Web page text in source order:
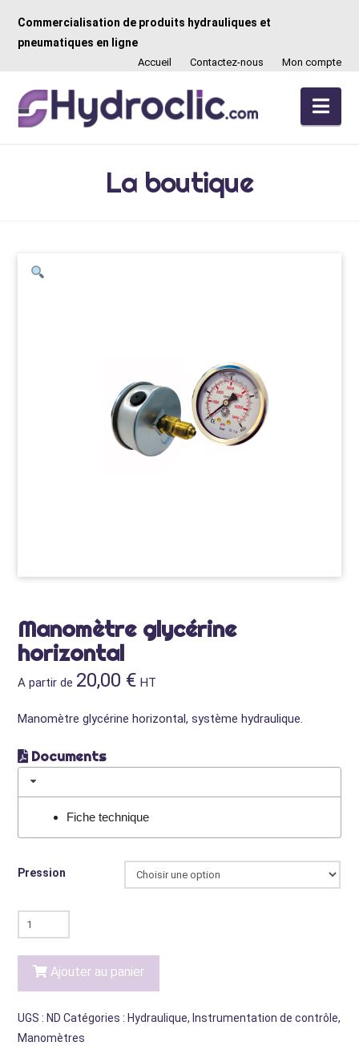
Commercialisation de produits hydrauliques et
pneumatiques en ligne
Accueil Contactez-nous Mon compte
La boutique
Manomètre glycérine
horizontal
A partir de 20,00 € HT
Manomètre glycérine horizontal, système hydraulique.
Documents
Fiche technique
Pression
quantité
de
Manomètre
glycérine
Ajouter au panier
UGS : ND Catégories : Hydraulique, Instrumentation de contrôle,
Manomètres